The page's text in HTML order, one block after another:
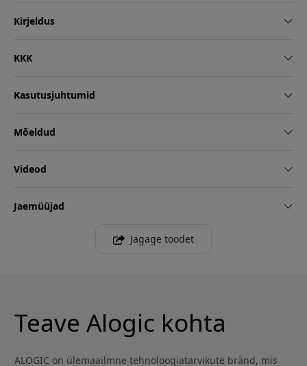
Kirjeldus
KKK
Kasutusjuhtumid
Mõeldud
Videod
Jaemüüjad
Jagage toodet
Teave Alogic kohta
ALOGIC on ülemaailmne tehnoloogiatarvikute bränd, mis